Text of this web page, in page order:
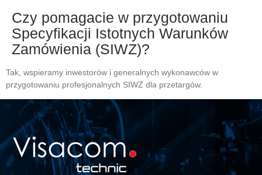
Czy pomagacie w przygotowaniu
Specyfikacji Istotnych Warunków
Zamówienia (SIWZ)?
Tak, wspieramy inwestorów i generalnych wykonawców w
przygotowaniu profesjonalnych SIWZ dla przetargów.